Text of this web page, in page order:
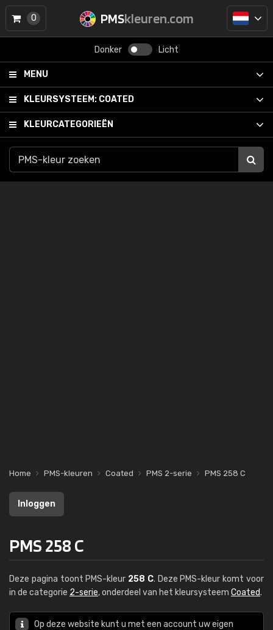
PMSkleuren.com
Donker Licht
MENU
KLEURSYSTEEM: COATED
KLEURCATEGORIEËN
0
Home PMS-kleuren Coated PMS 2-serie PMS 258 C
Inloggen
PMS 258 C
Deze pagina toont PMS-kleur 258 C. Deze PMS-kleur komt voor
in de categorie 2-serie, onderdeel van het kleursysteem Coated.
Op deze website kunt u met een account uw eigen